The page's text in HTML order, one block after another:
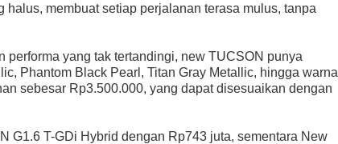
membuat setiap perjalanan terasa mulus, tanpa
yang tak tertandingi, new TUCSON punya
Phantom Black Pearl, Titan Gray Metallic, hingga warna
sebesar Rp3.500.000, yang dapat disesuaikan dengan
G1.6 T-GDi Hybrid dengan Rp743 juta, sementara New